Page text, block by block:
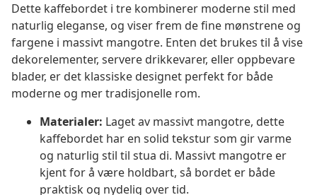
Dette kaffebordet i tre kombinerer moderne stil med
naturlig eleganse, og viser frem de fine mønstrene og
fargene i massivt mangotre. Enten det brukes til å vise
dekorelementer, servere drikkevarer, eller oppbevare
blader, er det klassiske designet perfekt for både
moderne og mer tradisjonelle rom.
Materialer: Laget av massivt mangotre, dette
kaffebordet har en solid tekstur som gir varme
og naturlig stil til stua di. Massivt mangotre er
kjent for å være holdbart, så bordet er både
praktisk og nydelig over tid.